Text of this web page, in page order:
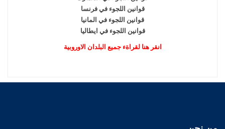
قوانين اللجوء في فرنسا
قوانين اللجوء في المانيا
قوانين اللجوء في ايطاليا
انقر هنا لقراةء جميع البلدان الاوروبية